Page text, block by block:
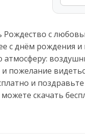
Рождество с
с днём рождения
атмосферу:
пожелание
и
скачать